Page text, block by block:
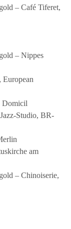
– Café Tiferet,
– Nippes
European
Domicil
Studio, BR-
am
– Chinoiserie,